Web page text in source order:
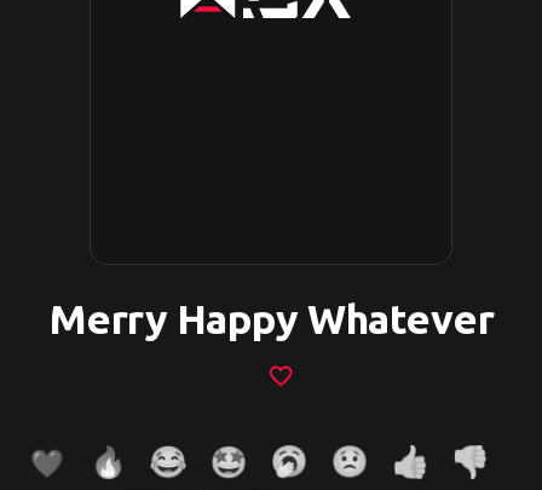
Merry Happy Whatever
favorite_border